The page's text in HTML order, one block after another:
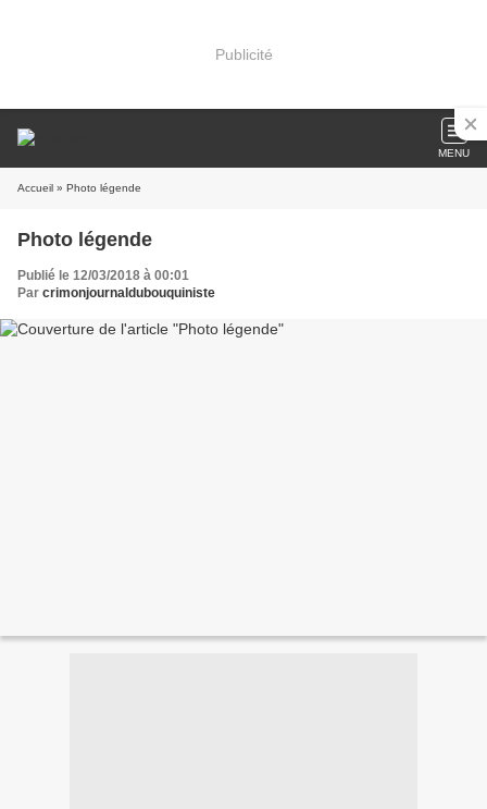
Publicité
MENU
Accueil » Photo légende
Photo légende
Publié le 12/03/2018 à 00:01
Par crimonjournaldubouquiniste